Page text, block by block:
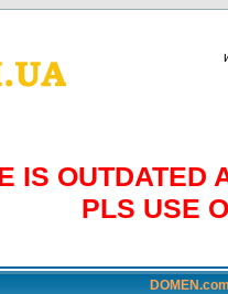
IS OUTDATED
PLS USE